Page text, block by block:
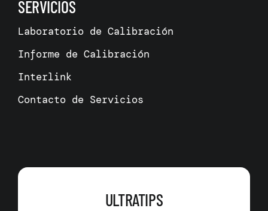
SERVICIOS
Laboratorio de Calibración
Informe de Calibración
Interlink
Contacto de Servicios
ULTRATIPS